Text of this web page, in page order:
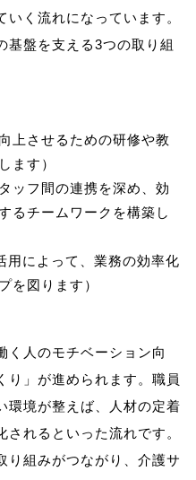
く流れになっています。
基盤を支える3つの取り組
上させるための研修や教
ます）
タッフ間の連携を深め、効
るチームワークを構築し
用によって、業務の効率化
を図ります）
く人のモチベーション向
り」が進められます。職員
環境が整えば、人材の定着
れるといった流れです。
り組みがつながり、介護サ